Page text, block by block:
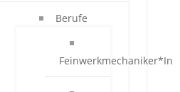
Berufe
Feinwerkmechaniker*In